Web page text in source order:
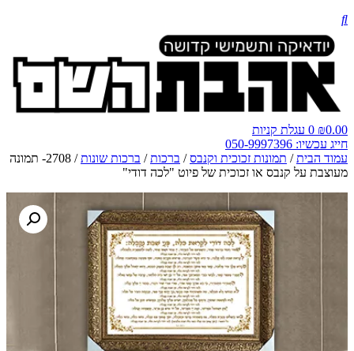
₪0.00
0 עגלת קניות
חייג עכשיו: 050-9997396
עמוד הבית/ תמונות זכוכית וקנבס/ ברכות/ ברכות שונות
/ 2708- תמונה
מעוצבת על קנבס או זכוכית של פיוט "לכה דודי"